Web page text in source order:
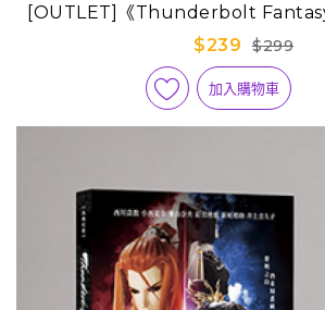
[OUTLET]《Thunderbolt
旗-浪巫謠
$239 $299
加入購物車